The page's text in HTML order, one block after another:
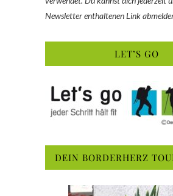
Newsletter enthaltenen Link
LET’S GO
DEIN BORDERHERZ